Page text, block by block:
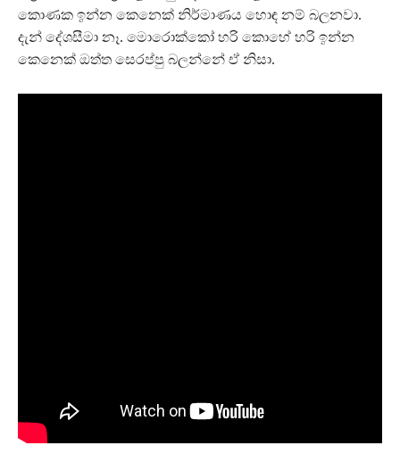
කොණක ඉන්න කෙනෙක් නිර්මාණය හොඳ නම් බලනවා.
දැන් දේශසීමා නෑ. මොරොක්කෝ හරි කොහේ හරි ඉන්න
කෙනෙක් ඔත්ත සෙරප්පු බලන්නේ ඒ නිසා.